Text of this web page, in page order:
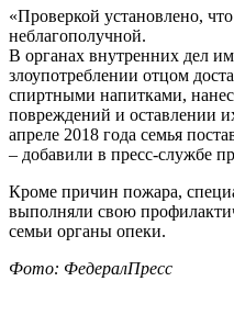
«Проверкой установлено,
неблагополучной.
В органах внутренних дел
злоупотреблении отцом
спиртными напитками,
повреждений и оставлении
апреле 2018 года семья
– добавили в пресс-службе
Кроме причин пожара,
выполняли свою
семьи органы опеки.
Фото: ФедералПресс